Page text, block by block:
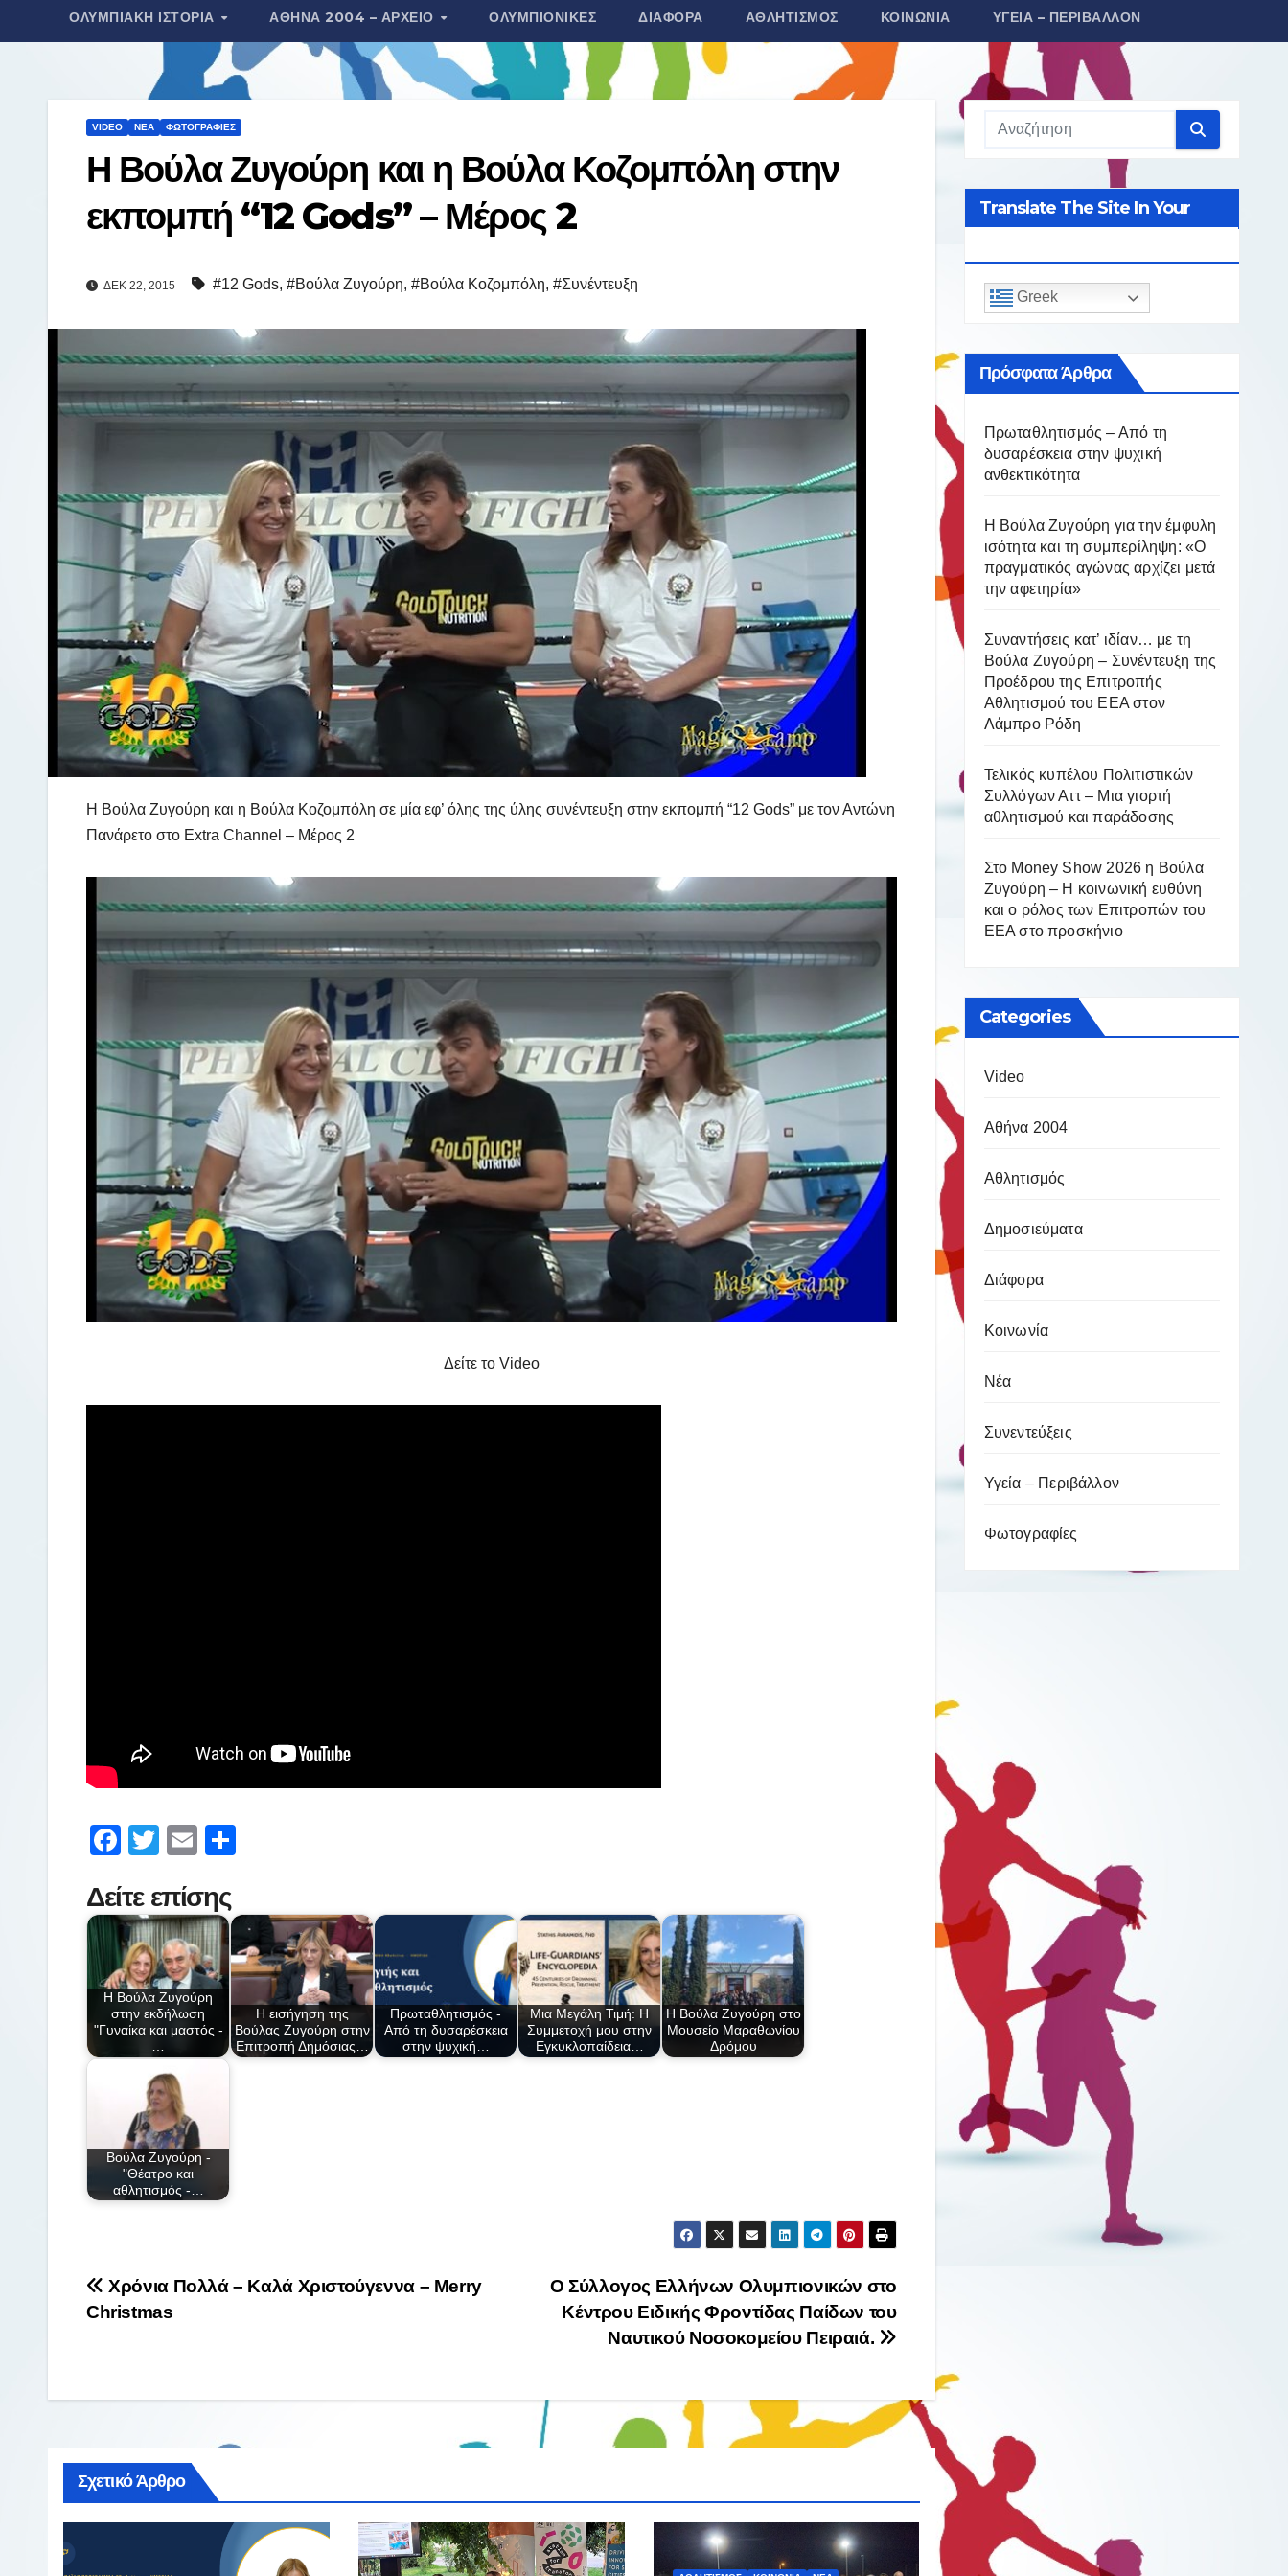
ΟΛΥΜΠΙΑΚΉ ΙΣΤΟΡΊΑ ΑΘΉΝΑ 2004 – ΑΡΧΕΊΟ ΟΛΥΜΠΙΟΝΊΚΕΣ ΔΙΆΦΟΡΑ ΑΘΛΗΤΙΣΜΌΣ ΚΟΙΝΩΝΊΑ ΥΓΕΊΑ – ΠΕΡΙΒΆΛΛΟΝ
VIDEO ΝΈΑ ΦΩΤΟΓΡΑΦΊΕΣ
Η Βούλα Ζυγούρη και η Βούλα Κοζομπόλη στην
εκπομπή “12 Gods” – Μέρος 2
ΔΕΚ 22, 2015 #12 Gods, #Βούλα Ζυγούρη, #Βούλα Κοζομπόλη, #Συνέντευξη
Η Βούλα Ζυγούρη και η Βούλα Κοζομπόλη σε μία εφ’ όλης της ύλης συνέντευξη στην εκπομπή “12 Gods” με τον Αντώνη
Πανάρετο στο Extra Channel – Μέρος 2
Δείτε το Video
F
c
e
b
o
o
k
T
tt
er
E
ail
α
σ
τε
ίτ
ε
Δείτε επίσης
Η Βούλα Ζυγούρη
στην εκδήλωση
"Γυναίκα και μαστός -
Η εισήγηση της
Βούλας Ζυγούρη στην
Επιτροπή Δημόσιας…
Πρωταθλητισμός -
Από τη δυσαρέσκεια
στην ψυχική…
Μια Μεγάλη Τιμή: Η
Συμμετοχή μου στην
Εγκυκλοπαίδεια…
Η Βούλα Ζυγούρη στο
Μουσείο Μαραθωνίου
Δρόμου
Βούλα Ζυγούρη -
"Θέατρο και
αθλητισμός -…
Πλοήγηση
Ο Σύλλογος Ελλήνων Ολυμπιονικών στο
Κέντρου Ειδικής Φροντίδας Παίδων του
Ναυτικού Νοσοκομείου Πειραιά.
Χρόνια Πολλά – Καλά Χριστούγεννα – Merry
Christmas
Σχετικό Άρθρο
Translate The Site In Your
Greek
Πρόσφατα Άρθρα
Πρωταθλητισμός – Από τη
δυσαρέσκεια στην ψυχική
ανθεκτικότητα
Η Βούλα Ζυγούρη για την έμφυλη
ισότητα και τη συμπερίληψη: «Ο
πραγματικός αγώνας αρχίζει μετά
την αφετηρία»
Συναντήσεις κατ’ ιδίαν… με τη
Βούλα Ζυγούρη – Συνέντευξη της
Προέδρου της Επιτροπής
Αθλητισμού του ΕΕΑ στον
Λάμπρο Ρόδη
Τελικός κυπέλου Πολιτιστικών
Συλλόγων Αττ – Μια γιορτή
αθλητισμού και παράδοσης
Στο Money Show 2026 η Βούλα
Ζυγούρη – Η κοινωνική ευθύνη
και ο ρόλος των Επιτροπών του
ΕΕΑ στο προσκήνιο
Categories
Video
Αθήνα 2004
Αθλητισμός
Δημοσιεύματα
Διάφορα
Κοινωνία
Νέα
Συνεντεύξεις
Υγεία – Περιβάλλον
Φωτογραφίες